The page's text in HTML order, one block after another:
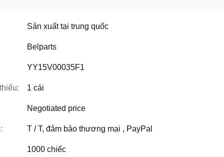
Sản xuất tại trung quốc
Belparts
YY15V00035F1
1 cái
Negotiated price
T / T, đảm bảo thương mại , PayPal
1000 chiếc